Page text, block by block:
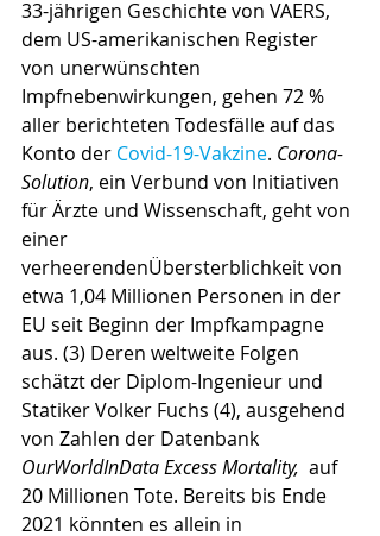
33-jährigen Geschichte von VAERS,
dem US-amerikanischen Register
von unerwünschten
Impfnebenwirkungen, gehen 72 %
aller berichteten Todesfälle auf das
Konto der Covid-19-Vakzine. Corona-
Solution, ein Verbund von Initiativen
für Ärzte und Wissenschaft, geht von
einer
verheerendenÜbersterblichkeit von
etwa 1,04 Millionen Personen in der
EU seit Beginn der Impfkampagne
aus. (3) Deren weltweite Folgen
schätzt der Diplom-Ingenieur und
Statiker Volker Fuchs (4), ausgehend
von Zahlen der Datenbank
OurWorldInData Excess Mortality,
  auf
20 Millionen Tote. Bereits bis Ende
2021 könnten es allein in